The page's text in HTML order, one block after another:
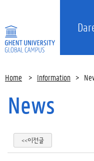
Home > Information >
News
<<이전글